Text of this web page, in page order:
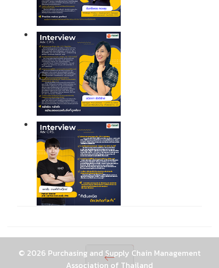
© 2026 Purchasing and Supply Chain Management
Association of Thailand